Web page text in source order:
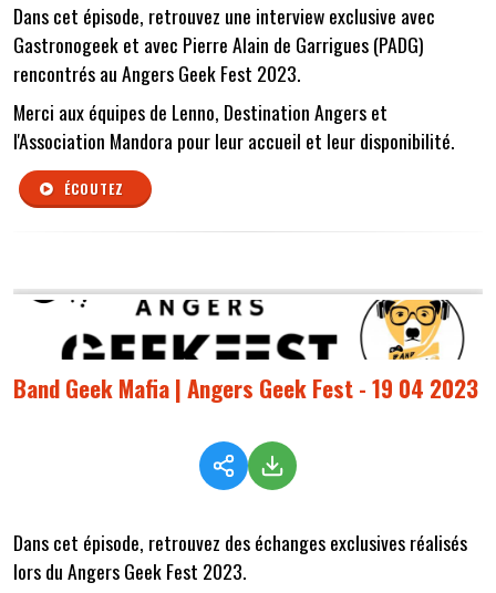
Dans cet épisode, retrouvez une interview exclusive avec
Gastronogeek et avec Pierre Alain de Garrigues (PADG)
rencontrés au Angers Geek Fest 2023.
Merci aux équipes de Lenno, Destination Angers et
l'Association Mandora pour leur accueil et leur disponibilité.
ÉCOUTEZ
Band Geek Mafia | Angers Geek Fest - 19 04 2023
Dans cet épisode, retrouvez des échanges exclusives réalisés
lors du Angers Geek Fest 2023.